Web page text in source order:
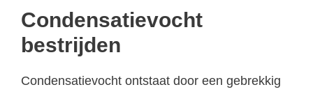
Condensatievocht
bestrijden
Condensatievocht ontstaat door een gebrekkig